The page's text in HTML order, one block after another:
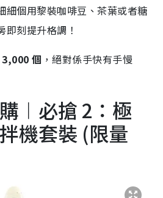
細個用黎裝咖啡豆、茶葉或者糖
即刻提升格調！
3,000 個 ，絕對係手快有手慢
︱必搶 2：極
機套裝 (限量